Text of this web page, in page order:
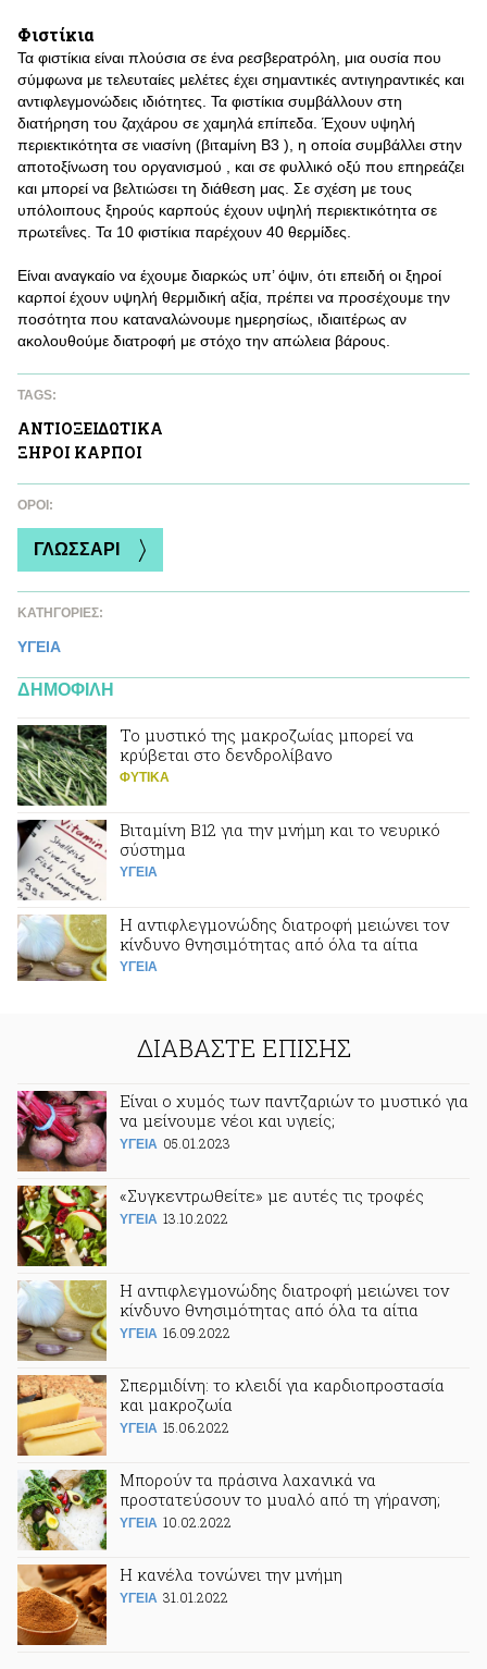
Φιστίκια
Τα φιστίκια είναι πλούσια σε ένα ρεσβερατρόλη, μια ουσία που
σύμφωνα με τελευταίες μελέτες έχει σημαντικές αντιγηραντικές και
αντιφλεγμονώδεις ιδιότητες. Τα φιστίκια συμβάλλουν στη
διατήρηση του ζαχάρου σε χαμηλά επίπεδα. Έχουν υψηλή
περιεκτικότητα σε νιασίνη (βιταμίνη Β3 ), η οποία συμβάλλει στην
αποτοξίνωση του οργανισμού , και σε φυλλικό οξύ που επηρεάζει
και μπορεί να βελτιώσει τη διάθεση μας. Σε σχέση με τους
υπόλοιπους ξηρούς καρπούς έχουν υψηλή περιεκτικότητα σε
πρωτεΐνες. Τα 10 φιστίκια παρέχουν 40 θερμίδες.
Είναι αναγκαίο να έχουμε διαρκώς υπ’ όψιν, ότι επειδή οι ξηροί
καρποί έχουν υψηλή θερμιδική αξία, πρέπει να προσέχουμε την
ποσότητα που καταναλώνουμε ημερησίως, ιδιαιτέρως αν
ακολουθούμε διατροφή με στόχο την απώλεια βάρους.
TAGS:
ΑΝΤΙΟΞΕΙΔΩΤΙΚA
ΞΗΡΟΙ ΚΑΡΠΟΙ
ΌΡΟΙ:
ΓΛΩΣΣΑΡΙ
ΚΑΤΗΓΟΡΙΕΣ:
ΥΓΕΙΑ
ΔΗΜΟΦΙΛΗ
Το μυστικό της μακροζωίας μπορεί να
κρύβεται στο δενδρολίβανο
ΦΥΤΙΚA
Βιταμίνη Β12 για την μνήμη και το νευρικό
σύστημα
ΥΓΕΙΑ
Η αντιφλεγμονώδης διατροφή μειώνει τον
κίνδυνο θνησιμότητας από όλα τα αίτια
ΥΓΕΙΑ
ΔΙΑΒΑΣΤΕ ΕΠΙΣΗΣ
Είναι ο χυμός των παντζαριών το μυστικό για
να μείνουμε νέοι και υγιείς;
ΥΓΕΙΑ 05.01.2023
«Συγκεντρωθείτε» με αυτές τις τροφές
ΥΓΕΙΑ 13.10.2022
Η αντιφλεγμονώδης διατροφή μειώνει τον
κίνδυνο θνησιμότητας από όλα τα αίτια
ΥΓΕΙΑ 16.09.2022
Σπερμιδίνη: το κλειδί για καρδιοπροστασία
και μακροζωία
ΥΓΕΙΑ 15.06.2022
Μπορούν τα πράσινα λαχανικά να
προστατεύσουν το μυαλό από τη γήρανση;
ΥΓΕΙΑ 10.02.2022
Η κανέλα τονώνει την μνήμη
ΥΓΕΙΑ 31.01.2022